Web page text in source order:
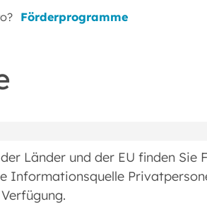
Förderprogramme
Länder und der EU finden Sie
Informationsquelle